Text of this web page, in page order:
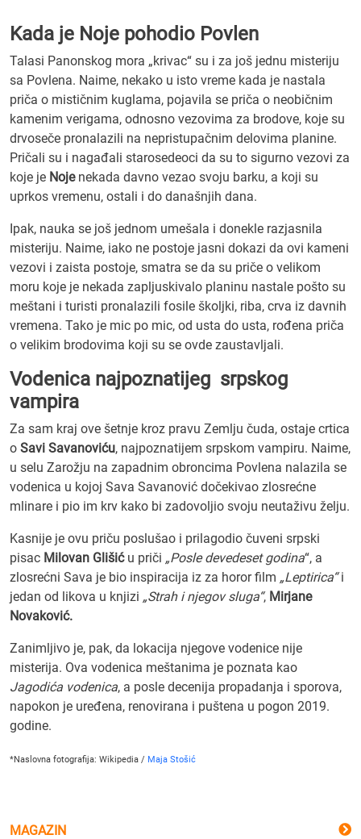
Kada je Noje pohodio Povlen
Talasi Panonskog mora „krivac“ su i za još jednu misteriju
sa Povlena. Naime, nekako u isto vreme kada je nastala
priča o mističnim kuglama, pojavila se priča o neobičnim
kamenim verigama, odnosno vezovima za brodove, koje su
drvoseče pronalazili na nepristupačnim delovima planine.
Pričali su i nagađali starosedeoci da su to sigurno vezovi za
koje je Noje nekada davno vezao svoju barku, a koji su
uprkos vremenu, ostali i do današnjih dana.
Ipak, nauka se još jednom umešala i donekle razjasnila
misteriju. Naime, iako ne postoje jasni dokazi da ovi kameni
vezovi i zaista postoje, smatra se da su priče o velikom
moru koje je nekada zapljuskivalo planinu nastale pošto su
meštani i turisti pronalazili fosile školjki, riba, crva iz davnih
vremena. Tako je mic po mic, od usta do usta, rođena priča
o velikim brodovima koji su se ovde zaustavljali.
Vodenica najpoznatijeg srpskog
vampira
Za sam kraj ove šetnje kroz pravu Zemlju čuda, ostaje crtica
o Savi Savanoviću, najpoznatijem srpskom vampiru. Naime,
u selu Zarožju na zapadnim obroncima Povlena nalazila se
vodenica u kojoj Sava Savanović dočekivao zlosrećne
mlinare i pio im krv kako bi zadovoljio svoju neutaživu želju.
Kasnije je ovu priču poslušao i prilagodio čuveni srpski
pisac Milovan Glišiću priči „Posle devedeset godina“, a
zlosrećni Sava je bio inspiracija iz za horor film „Leptirica“i
jedan od likova u knjizi „Strah i njegov sluga“, Mirjane
Novaković.
Zanimljivo je, pak, da lokacija njegove vodenice nije
misterija. Ova vodenica meštanima je poznata kao
Jagodića vodenica, a posle decenija propadanja i sporova,
napokon je uređena, renovirana i puštena u pogon 2019.
godine.
*Naslovna fotografija: Wikipedia / Maja Stošić
MAGAZIN